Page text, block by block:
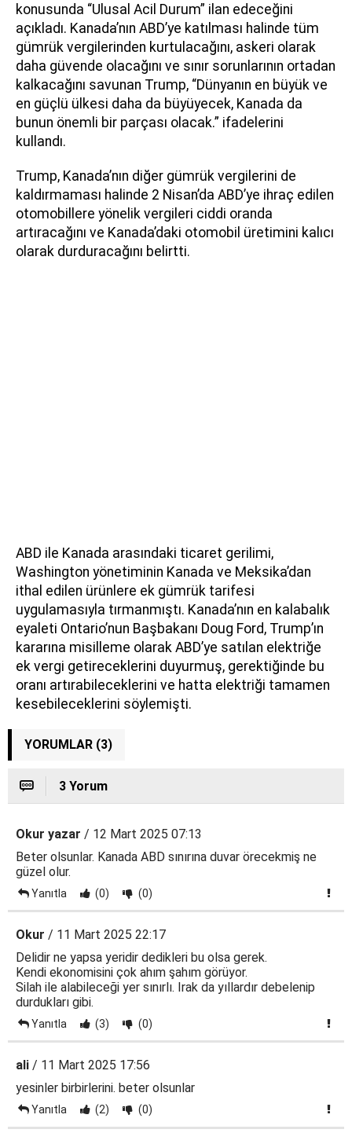
konusunda “Ulusal Acil Durum” ilan edeceğini
açıkladı. Kanada’nın ABD’ye katılması halinde tüm
gümrük vergilerinden kurtulacağını, askeri olarak
daha güvende olacağını ve sınır sorunlarının ortadan
kalkacağını savunan Trump, “Dünyanın en büyük ve
en güçlü ülkesi daha da büyüyecek, Kanada da
bunun önemli bir parçası olacak.” ifadelerini
kullandı.
Trump, Kanada’nın diğer gümrük vergilerini de
kaldırmaması halinde 2 Nisan’da ABD’ye ihraç edilen
otomobillere yönelik vergileri ciddi oranda
artıracağını ve Kanada’daki otomobil üretimini kalıcı
olarak durduracağını belirtti.
ABD ile Kanada arasındaki ticaret gerilimi,
Washington yönetiminin Kanada ve Meksika’dan
ithal edilen ürünlere ek gümrük tarifesi
uygulamasıyla tırmanmıştı. Kanada’nın en kalabalık
eyaleti Ontario’nun Başbakanı Doug Ford, Trump’ın
kararına misilleme olarak ABD’ye satılan elektriğe
ek vergi getireceklerini duyurmuş, gerektiğinde bu
oranı artırabileceklerini ve hatta elektriği tamamen
kesebileceklerini söylemişti.
YORUMLAR (3)
3 Yorum
Okur yazar / 12 Mart 2025 07:13
Beter olsunlar. Kanada ABD sınırına duvar örecekmiş ne
güzel olur.
Yanıtla (0) (0)
Okur / 11 Mart 2025 22:17
Delidir ne yapsa yeridir dedikleri bu olsa gerek.
Kendi ekonomisini çok ahım şahım görüyor.
Silah ile alabileceği yer sınırlı. Irak da yıllardır debelenip
durdukları gibi.
Yanıtla (3) (0)
ali / 11 Mart 2025 17:56
yesinler birbirlerini. beter olsunlar
Yanıtla (2) (0)